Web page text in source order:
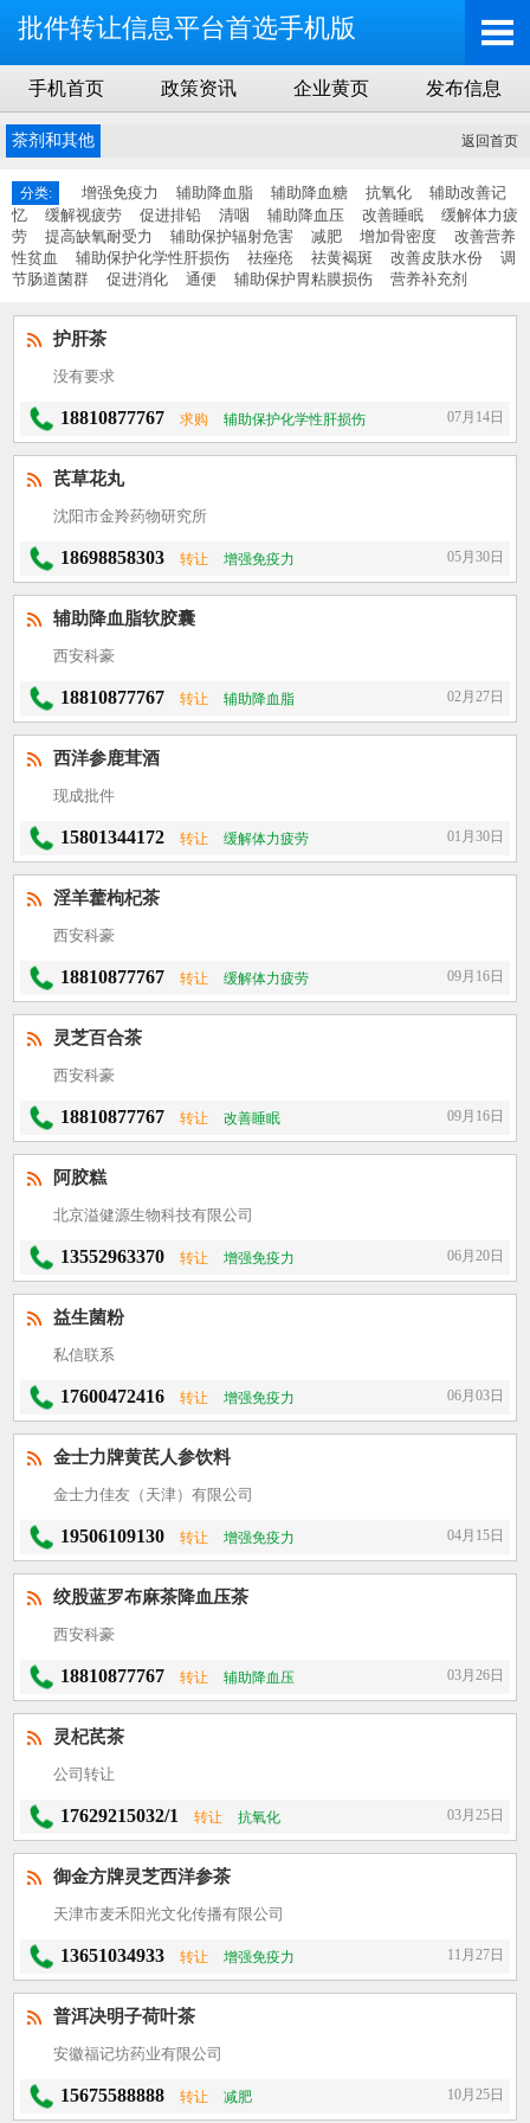
批件转让信息平台首选手机版
手机首页 政策资讯 企业黄页 发布信息
茶剂和其他 返回首页
分类: 增强免疫力 辅助降血脂 辅助降血糖 抗氧化
辅助改善记
忆
缓解视疲劳 促进排铅 清咽 辅助降血压 改善睡眠
缓解体力疲
劳
提高缺氧耐受力 辅助保护辐射危害 减肥 增加骨密度
改善营养
性贫血
辅助保护化学性肝损伤 祛痤疮 祛黄褐斑 改善皮肤水份
调
节肠道菌群
促进消化 通便 辅助保护胃粘膜损伤 营养补充剂
护肝茶
没有要求
18810877767 求购 辅助保护化学性肝损伤 07月14日
芪草花丸
沈阳市金羚药物研究所
18698858303 转让 增强免疫力 05月30日
辅助降血脂软胶囊
西安科豪
18810877767 转让 辅助降血脂 02月27日
西洋参鹿茸酒
现成批件
15801344172 转让 缓解体力疲劳 01月30日
淫羊藿枸杞茶
西安科豪
18810877767 转让 缓解体力疲劳 09月16日
灵芝百合茶
西安科豪
18810877767 转让 改善睡眠 09月16日
阿胶糕
北京溢健源生物科技有限公司
13552963370 转让 增强免疫力 06月20日
益生菌粉
私信联系
17600472416 转让 增强免疫力 06月03日
金士力牌黄芪人参饮料
金士力佳友（天津）有限公司
19506109130 转让 增强免疫力 04月15日
绞股蓝罗布麻茶降血压茶
西安科豪
18810877767 转让 辅助降血压 03月26日
灵杞芪茶
公司转让
17629215032/1 转让 抗氧化 03月25日
御金方牌灵芝西洋参茶
天津市麦禾阳光文化传播有限公司
13651034933 转让 增强免疫力 11月27日
普洱决明子荷叶茶
安徽福记坊药业有限公司
15675588888 转让 减肥 10月25日